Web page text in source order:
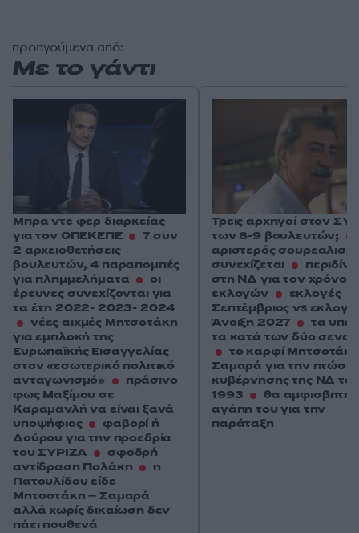
προηγούμενα από:
Με το γάντι
Μπρα ντε φερ διαρκείας
για τον ΟΠΕΚΕΠΕ
7 συν
2 αρχειοθετήσεις
βουλευτών, 4 παραπομπές
για πλημμελήματα
οι
έρευνες συνεχίζονται για
τα έτη 2022- 2023- 2024
νέες αιχμές Μητσοτάκη
για εμπλοκή της
Ευρωπαϊκής Εισαγγελίας
στον «εσωτερικό πολιτικό
ανταγωνισμό»
πράσινο
φως Μαξίμου σε
Καραμανλή να είναι ξανά
υποψήφιος
φαβορί ή
Δούρου για την προεδρία
του ΣΥΡΙΖΑ
σφοδρή
αντίδραση Πολάκη
η
Πατουλίδου είδε
Μητσοτάκη – Σαμαρά
αλλά χωρίς δικαίωση δεν
πάει πουθενά
Τρεις αρχηγοί στον
των 8-9 βουλευτών;
αριστερός
συνεχίζεται
στη ΝΔ για τον χρόνο
εκλογών
εκλογές
Σεπτέμβριος vs
Άνοιξη 2027
τα
τα κατά των δύο
το καρφί
Σαμαρά για την πτώση
κυβέρνησης της ΝΔ το
1993
θα
αγάπη του για την
παράταξη